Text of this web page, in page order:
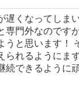
遅くなってしま
専門外なのです
うと思います！
られるようにま
続できるように